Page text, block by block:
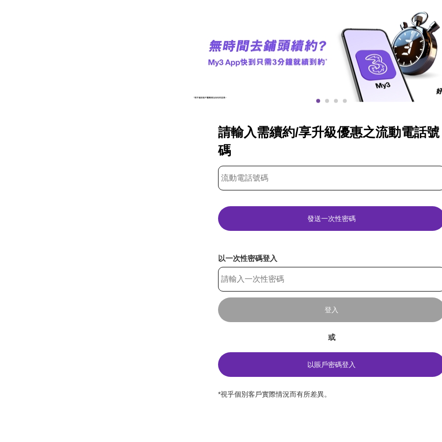
請輸入需續約/享升級優惠之流動電話號
碼
發送一次性密碼
以一次性密碼登入
登入
或
以賬戶密碼登入
*視乎個別客戶實際情況而有所差異。